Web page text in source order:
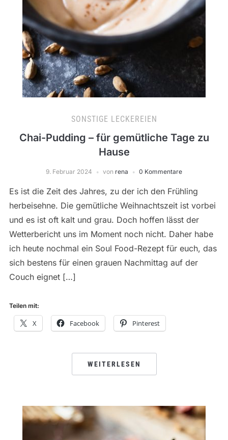
SONSTIGE LECKEREIEN
Chai-Pudding – für gemütliche Tage zu
Hause
9. Februar 2024 von rena 0 Kommentare
Es ist die Zeit des Jahres, zu der ich den Frühling
herbeisehne. Die gemütliche Weihnachtszeit ist vorbei
und es ist oft kalt und grau. Doch hoffen lässt der
Wetterbericht uns im Moment noch nicht. Daher habe
ich heute nochmal ein Soul Food-Rezept für euch, das
sich bestens für einen grauen Nachmittag auf der
Couch eignet […]
Teilen mit:
X Facebook Pinterest
WEITERLESEN